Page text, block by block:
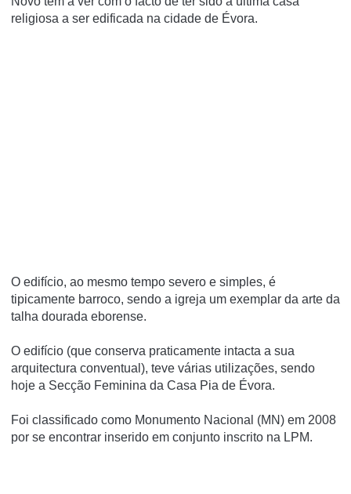
religiosa a ser edificada na cidade de Évora.
O edifí­cio, ao mesmo tempo severo e simples, é
tipicamente barroco, sendo a igreja um exemplar da arte da
talha dourada eborense.
O edifí­cio (que conserva praticamente intacta a sua
arquitectura conventual), teve várias utilizações, sendo
hoje a Secção Feminina da Casa Pia de Évora.
Foi classificado como Monumento Nacional (MN) em 2008
por se encontrar inserido em conjunto inscrito na LPM.